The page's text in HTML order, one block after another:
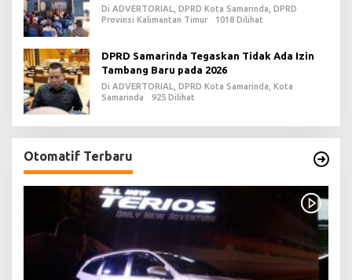
Daerah di PPU
Di ADVERTORIAL, DPRD Kota Samarinda, DPRD
Provinsi Kalimantan Timur
1018 Dilihat
DPRD Samarinda Tegaskan Tidak Ada Izin
Tambang Baru pada 2026
Di ADVERTORIAL, DPRD Kota Samarinda, Kota
Samarinda
925 Dilihat
Otomatif Terbaru